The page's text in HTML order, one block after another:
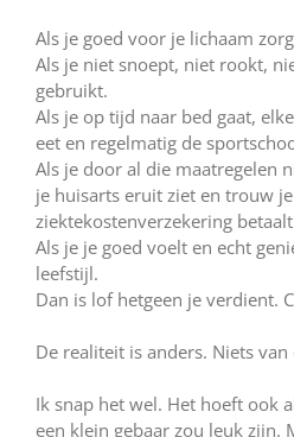
Als je goed voor je lichaam
Als je niet snoept, niet rookt,
gebruikt.
Als je op tijd naar bed gaat,
eet en regelmatig de
Als je door al die maatregelen
je huisarts eruit ziet en trouw
ziektekostenverzekering
Als je je goed voelt en echt
leefstijl.
Dan is lof hetgeen je verdient.
De realiteit is anders. Niets van
Ik snap het wel. Het hoeft ook
een klein gebaar zou leuk zijn.